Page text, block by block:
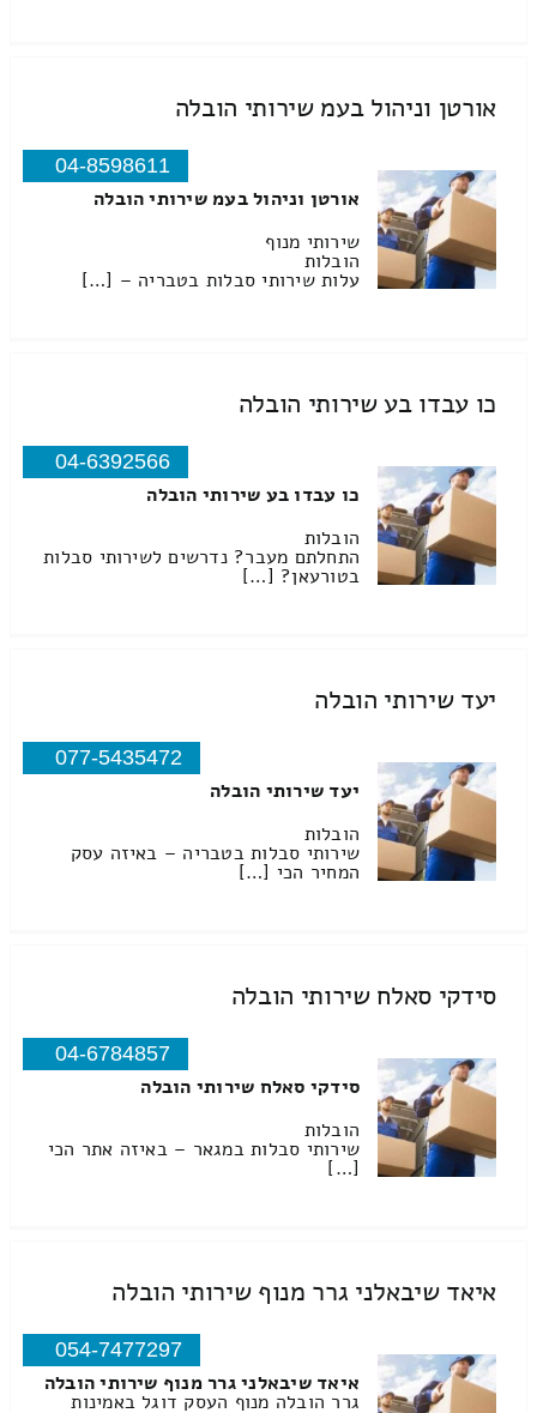
אורטן וניהול בעמ שירותי הובלה
04-8598611
אורטן וניהול בעמ שירותי הובלה
שירותי מנוף
הובלות
עלות שירותי סבלות בטבריה – […]
כו עבדו בע שירותי הובלה
04-6392566
כו עבדו בע שירותי הובלה
הובלות
התחלתם מעבר? נדרשים לשירותי סבלות
בטורעאן? […]
יעד שירותי הובלה
077-5435472
יעד שירותי הובלה
הובלות
שירותי סבלות בטבריה – באיזה עסק
המחיר הכי […]
סידקי סאלח שירותי הובלה
04-6784857
סידקי סאלח שירותי הובלה
הובלות
שירותי סבלות במגאר – באיזה אתר הכי
[…]
איאד שיבאלני גרר מנוף שירותי הובלה
054-7477297
איאד שיבאלני גרר מנוף שירותי הובלה
גרר הובלה מנוף העסק דוגל באמינות